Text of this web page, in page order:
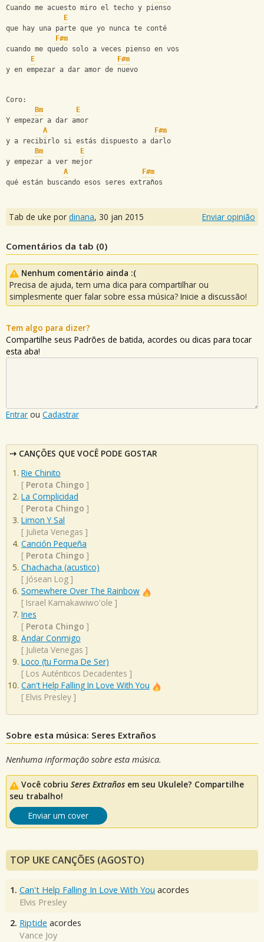
Cuando me acuesto miro el techo y pienso
E
que hay una parte que yo nunca te conté
F#m
cuando me quedo solo a veces pienso en vos
E
F#m
y en empezar a dar amor de nuevo
Coro:
Bm
E
Y empezar a dar amor
A
F#m
y a recibirlo si estás dispuesto a darlo
Bm
E
y empezar a ver mejor
A
F#m
qué están buscando esos seres extraños
Tab de uke por dinana, 30 jan 2015 Enviar opinião
Comentários da tab (0)
Nenhum comentário ainda :(
Precisa de ajuda, tem uma dica para compartilhar ou
simplesmente quer falar sobre essa música? Inicie a discussão!
Tem algo para dizer?
Compartilhe seus Padrões de batida, acordes ou dicas para tocar
esta aba!
Entrar ou Cadastrar
CANÇÕES QUE VOCÊ PODE GOSTAR
Rie Chinito
[ Perota Chingo ]
La Complicidad
[ Perota Chingo ]
Limon Y Sal
[ Julieta Venegas ]
Canción Pequeña
[ Perota Chingo ]
Chachacha (acustico)
[ Jósean Log ]
Somewhere Over The Rainbow
[ Israel Kamakawiwo'ole ]
Ines
[ Perota Chingo ]
Andar Conmigo
[ Julieta Venegas ]
Loco (tu Forma De Ser)
[ Los Auténticos Decadentes ]
Can't Help Falling In Love With You
[ Elvis Presley ]
Sobre esta música: Seres Extraños
Nenhuma informação sobre esta música.
Você cobriu Seres Extraños em seu Ukulele? Compartilhe
seu trabalho!
Enviar um cover
TOP UKE CANÇÕES (AGOSTO)
1. Can't Help Falling In Love With You acordes
Elvis Presley
2. Riptide acordes
Vance Joy